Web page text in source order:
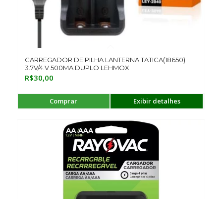
CARREGADOR DE PILHA LANTERNA TATICA(18650)
3.7V/4.V 500MA DUPLO LEHMOX
R$30,00
Comprar Exibir detalhes